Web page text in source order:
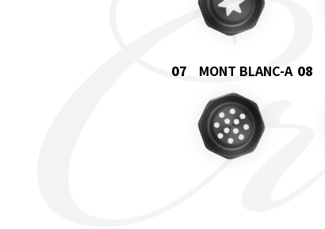
MONT BLANC-A